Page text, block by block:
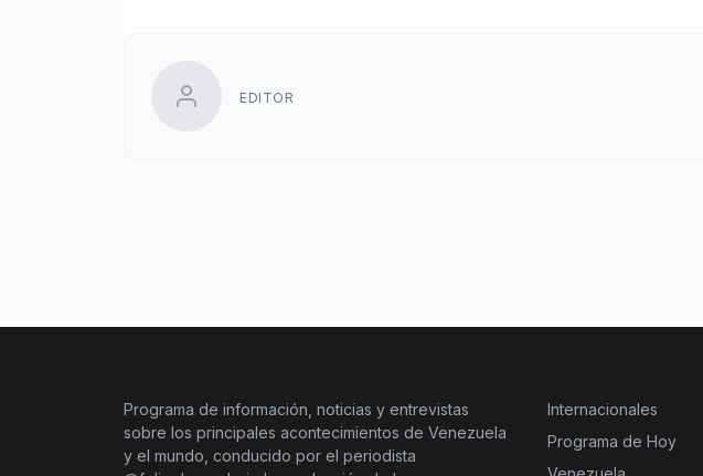
EDITOR
Programa de información, noticias y entrevistas
sobre los principales acontecimientos de Venezuela
y el mundo, conducido por el periodista
Internacionales
Programa de Hoy